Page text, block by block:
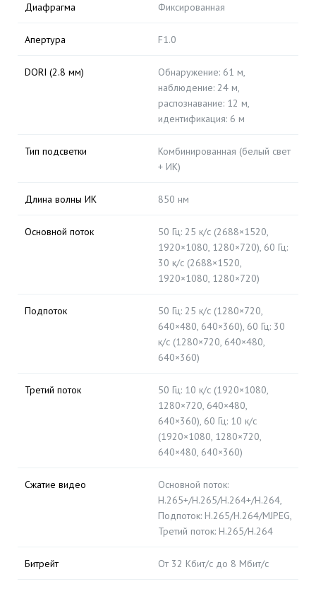
Диафрагма Фиксированная
Апертура F1.0
DORI (2.8 мм)
Обнаружение: 61 м,
наблюдение: 24 м,
распознавание: 12 м,
идентификация: 6 м
Тип подсветки
Комбинированная (белый свет
+ ИК)
Длина волны ИК 850 нм
Основной поток
50 Гц: 25 к/с (2688×1520,
1920×1080, 1280×720), 60 Гц:
30 к/с (2688×1520,
1920×1080, 1280×720)
Подпоток
50 Гц: 25 к/с (1280×720,
640×480, 640×360), 60 Гц: 30
к/с (1280×720, 640×480,
640×360)
Третий поток
50 Гц: 10 к/с (1920×1080,
1280×720, 640×480,
640×360), 60 Гц: 10 к/с
(1920×1080, 1280×720,
640×480, 640×360)
Сжатие видео
Основной поток:
H.265+/H.265/H.264+/H.264,
Подпоток: H.265/H.264/MJPEG,
Третий поток: H.265/H.264
Битрейт От 32 Кбит/с до 8 Мбит/с